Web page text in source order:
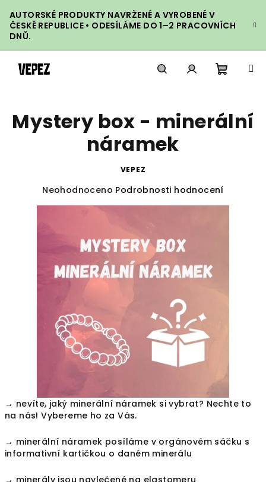
na
obsah
AUTORSKÉ PRODUKTY NAVRŽENÉ A VYROBENÉ V
ČESKÉ REPUBLICE • ODESÍLÁME DO 1–2 PRACOVNÍCH
DNŮ.
košík
→ nevíte, jaký minerální náramek si vybrat? Nechte to
na nás! Vybereme ho za Vás.
→ minerální náramek posíláme v orgánovém sáčku s
informativní kartičkou o daném minerálu
→ minerály jsou navlečené na elastomeru
Mystery box - minerální
náramek
VEPEZ
Průměrné
hvězdiček.
Neohodnoceno Podrobnosti hodnocení